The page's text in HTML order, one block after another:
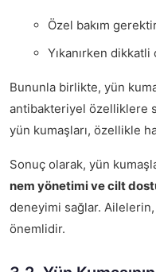
Özel bakım
Yıkanırken dikkatli
Bununla birlikte, yün
antibakteriyel özelliklere
yün kumaşları, özellikle
Sonuç olarak, yün
nem yönetimi ve cilt
deneyimi sağlar. Ailelerin,
önemlidir.